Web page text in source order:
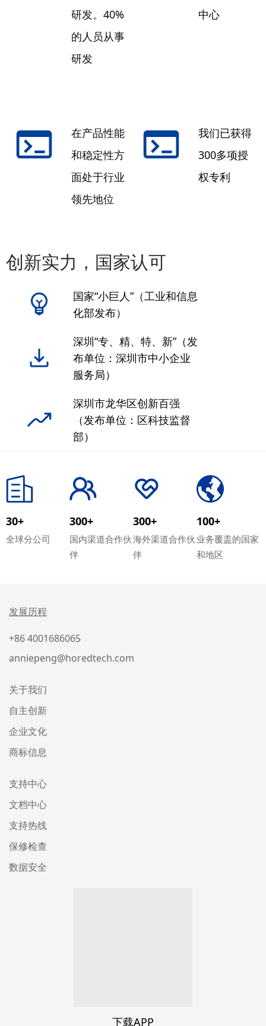
研发。40%
的人员从事
研发
中心
在产品性能
和稳定性方
面处于行业
领先地位
我们已获得
300多项授
权专利
创新实力，国家认可
国家“小巨人”（工业和信息
化部发布）
深圳“专、精、特、新”（发
布单位：深圳市中小企业
服务局）
深圳市龙华区创新百强
（发布单位：区科技监督
部）
30+
全球分公司
300+
国内渠道合作伙
伴
300+
海外渠道合作伙
伴
100+
业务覆盖的国家
和地区
发展历程
+86 4001686065
anniepeng@horedtech.com
关于我们
自主创新
企业文化
商标信息
支持中心
文档中心
支持热线
保修检查
数据安全
下载APP